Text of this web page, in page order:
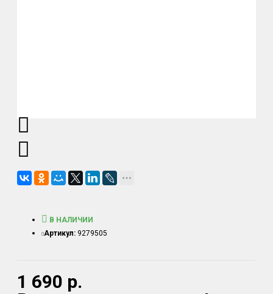
1 690 р.
В НАЛИЧИИ
Артикул: 9279505